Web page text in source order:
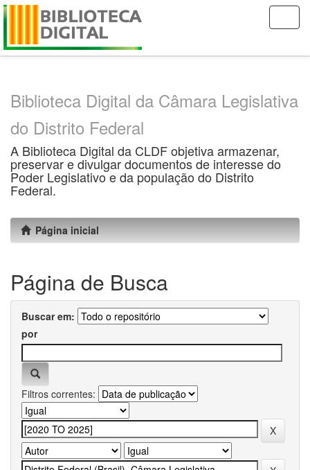
Skip
Biblioteca Digital da Câmara Legislativa
do Distrito Federal
A Biblioteca Digital da CLDF objetiva armazenar,
preservar e divulgar documentos de interesse do
Poder Legislativo e da população do Distrito
Federal.
Página inicial
Página de Busca
Buscar em:
por
Filtros correntes: